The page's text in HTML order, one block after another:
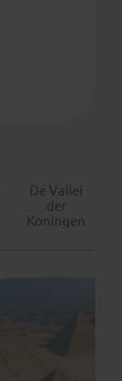
De Vallei
der
Koningen